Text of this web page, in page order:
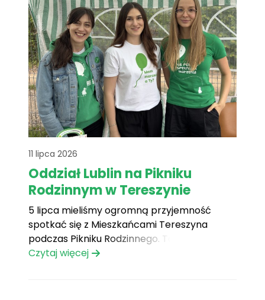
11 lipca 2026
Oddział Lublin na Pikniku
Rodzinnym w Tereszynie
5 lipca mieliśmy ogromną przyjemność
spotkać się z Mieszkańcami Tereszyna
podczas Pikniku Rodzinnego. To był dzień
pełen uśmiechów, serdecznych rozmów i
Czytaj więcej